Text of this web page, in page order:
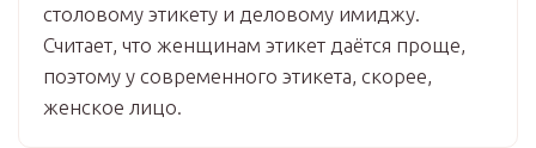
столовому этикету и деловому имиджу.
Считает, что женщинам этикет даётся проще,
поэтому у современного этикета, скорее,
женское лицо.